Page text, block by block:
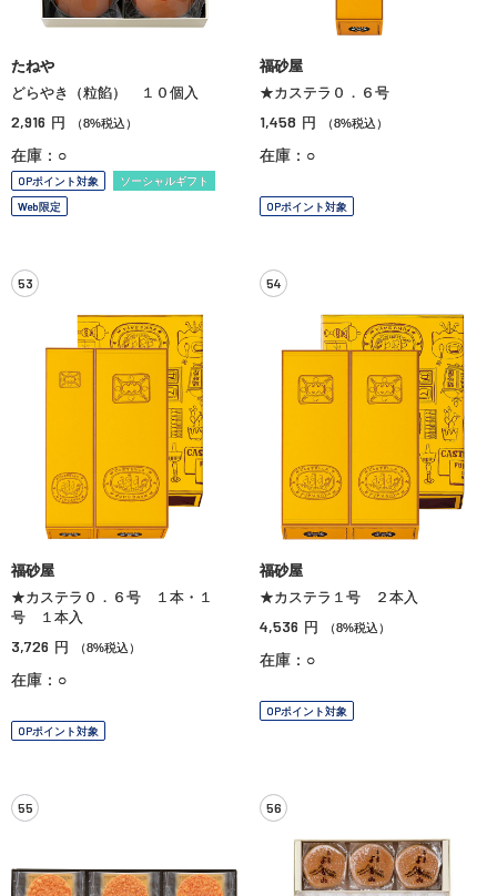
たねや
どらやき（粒餡） １０個入
2,916 円 （8%税込）
在庫：○
OPポイント対象
ソーシャルギフト
Web限定
福砂屋
★カステラ０．６号
1,458 円 （8%税込）
在庫：○
OPポイント対象
53
福砂屋
★カステラ０．６号 １本・１
号 １本入
3,726 円 （8%税込）
在庫：○
OPポイント対象
54
福砂屋
★カステラ１号 ２本入
4,536 円 （8%税込）
在庫：○
OPポイント対象
55 56